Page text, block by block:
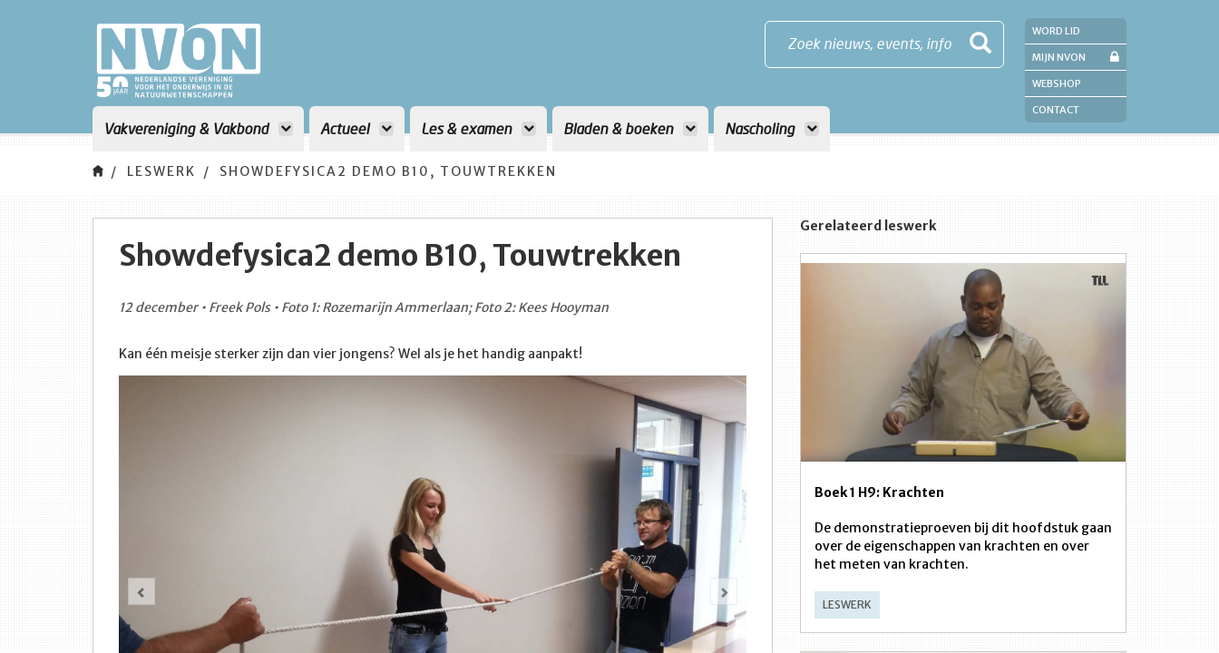
Zoek nieuws, events, info
Vakvereniging & Vakbond Actueel Les & examen Bladen & boeken Nascholing
WORD LID
MIJN NVON
WEBSHOP
CONTACT
LESWERK SHOWDEFYSICA2 DEMO B10, TOUWTREKKEN
Showdefysica2 demo B10, Touwtrekken
12 december • Freek Pols • Foto 1: Rozemarijn Ammerlaan; Foto 2: Kees Hooyman
Kan één meisje sterker zijn dan vier jongens? Wel als je het handig aanpakt!
Vorige Volgende
Gerelateerd leswerk
Boek 1 H9: Krachten
De demonstratieproeven bij dit hoofdstuk gaan
over de eigenschappen van krachten en over
het meten van krachten.
LESWERK